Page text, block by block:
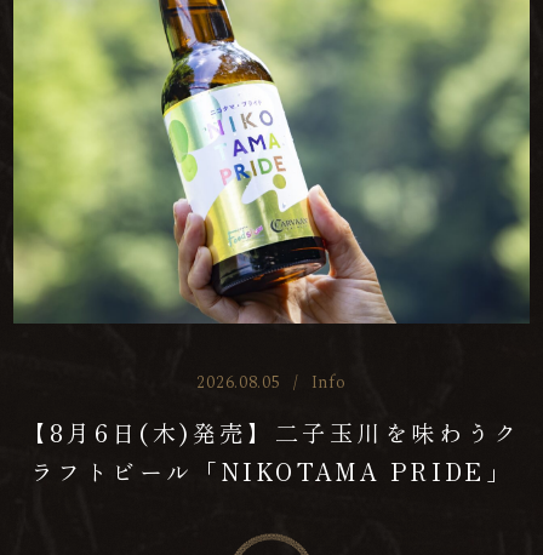
2026.08.05 / Info
【8月6日(木)発売】二子玉川を味わうク
ラフトビール「NIKOTAMA PRIDE」